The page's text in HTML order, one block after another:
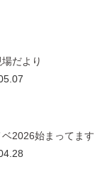
場だより
ベ2026始まってます